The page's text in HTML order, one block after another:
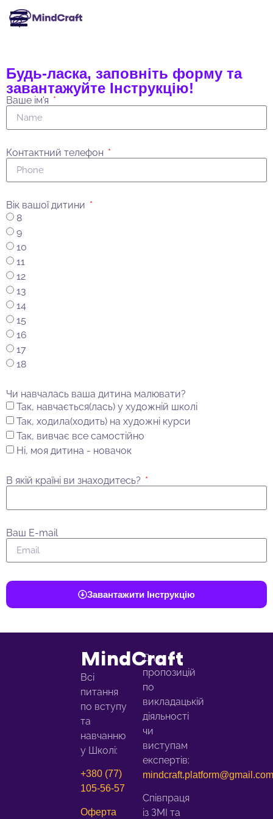
Будь-ласка, заповніть форму та
завантажуйте Інструкцію!
Ваше ім'я
Контактний телефон
Вік вашої дитини
8
9
10
11
12
13
14
15
16
17
18
Чи навчалась ваша дитина малювати?
Так, навчається(лась) у художній школі
Так, ходила(ходить) на художні курси
Так, вивчає все самостійно
Ні, моя дитина - новачок
В якій країні ви знаходитесь?
Ваш E-mail
Завантажити Інструкцію
MindCraft
Всі
питання
по вступу
та
навчанню
у Школі:
+380 (77)
105-56-57
Оферта
Для
пропозицій
по
викладацькій
діяльності
чи
виступам
експертів:
mindcraft.platform@gmail.com
Співпраця
із ЗМІ та